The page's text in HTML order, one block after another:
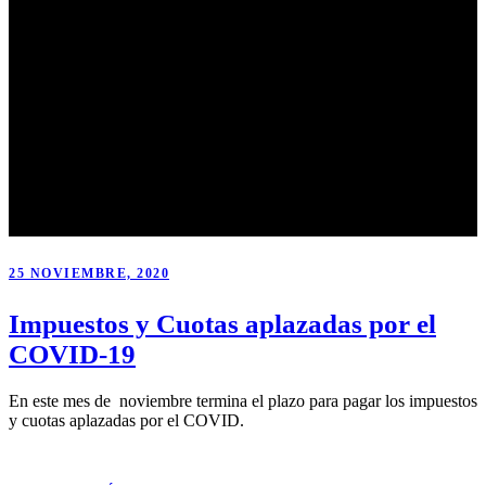
25 NOVIEMBRE, 2020
Impuestos y Cuotas aplazadas por el
COVID-19
En este mes de noviembre termina el plazo para pagar los impuestos
y cuotas aplazadas por el COVID.